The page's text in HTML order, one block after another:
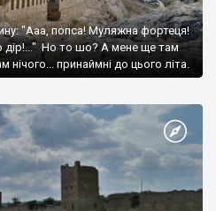
"Ааа, попса! Муляжна фортеця!
дір!..." Но то шо? А мене ще там
нічого... принаймні до цього літа.